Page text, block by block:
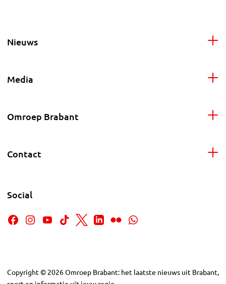
Nieuws
Media
Omroep Brabant
Contact
Social
Copyright © 2026Omroep Brabant: het laatste nieuws uit Brabant,